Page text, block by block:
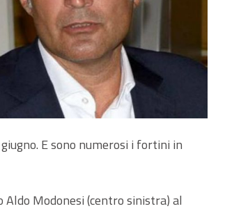
E sono numerosi i fortini in
Modonesi (centro sinistra) al